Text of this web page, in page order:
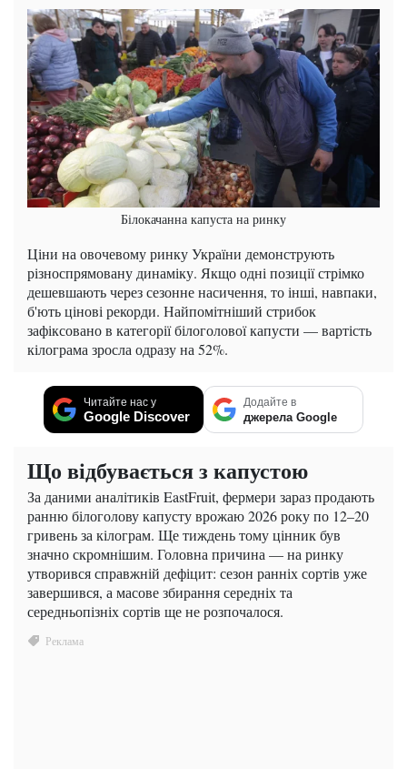
Білокачанна капуста на ринку
Ціни на овочевому ринку України демонструють
різноспрямовану динаміку. Якщо одні позиції стрімко
дешевшають через сезонне насичення, то інші, навпаки,
б'ють цінові рекорди. Найпомітніший стрибок
зафіксовано в категорії білоголової капусти — вартість
кілограма зросла одразу на 52%.
Читайте нас у
Google Discover
Додайте в
джерела Google
Що відбувається з капустою
За даними аналітиків EastFruit, фермери зараз продають
ранню білоголову капусту врожаю 2026 року по 12–20
гривень за кілограм. Ще тиждень тому цінник був
значно скромнішим. Головна причина — на ринку
утворився справжній дефіцит: сезон ранніх сортів уже
завершився, а масове збирання середніх та
середньопізніх сортів ще не розпочалося.